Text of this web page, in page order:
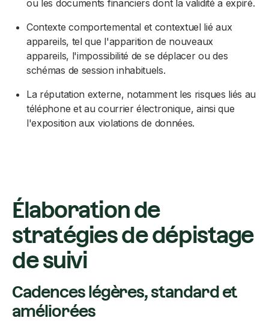
ou les documents financiers dont la validité a expiré.
Contexte comportemental et contextuel lié aux
appareils, tel que l'apparition de nouveaux
appareils, l'impossibilité de se déplacer ou des
schémas de session inhabituels.
La réputation externe, notamment les risques liés au
téléphone et au courrier électronique, ainsi que
l'exposition aux violations de données.
Élaboration de
stratégies de dépistage
de suivi
Cadences légères, standard et
améliorées